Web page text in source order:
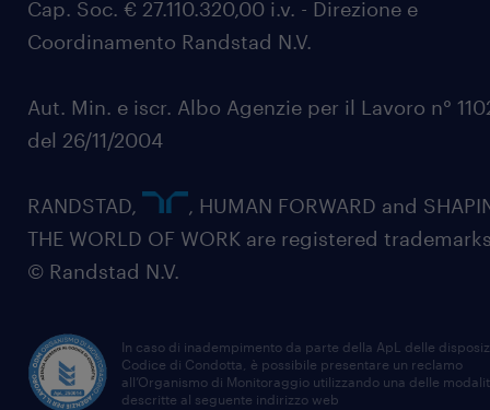
Cap. Soc. € 27.110.320,00 i.v. - Direzione e
Coordinamento Randstad N.V.
Aut. Min. e iscr. Albo Agenzie per il Lavoro n°
del 26/11/2004
RANDSTAD,
, HUMAN FORWARD and
THE WORLD OF WORK are registered
© Randstad N.V.
In caso di inadempimento da parte della ApL delle
Codice di Condotta, è possibile presentare un reclamo
all’Organismo di Monitoraggio utilizzando una delle
descritte al seguente indirizzo web